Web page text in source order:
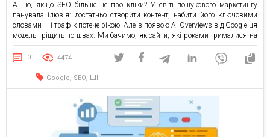
А що, якщо SEO більше не про кліки? У світі пошукового маркетингу
панувала ілюзія: достатньо створити контент, набити його ключовими
словами — і трафік потече рікою. Але з появою AI Overviews від Google ця
модель тріщить по швах. Ми бачимо, як сайти, які роками трималися на
органічному трафіку, раптом втрачають до 70% переходів, бо користувачі
[…]
0 4474
Google, SEO, ШІ